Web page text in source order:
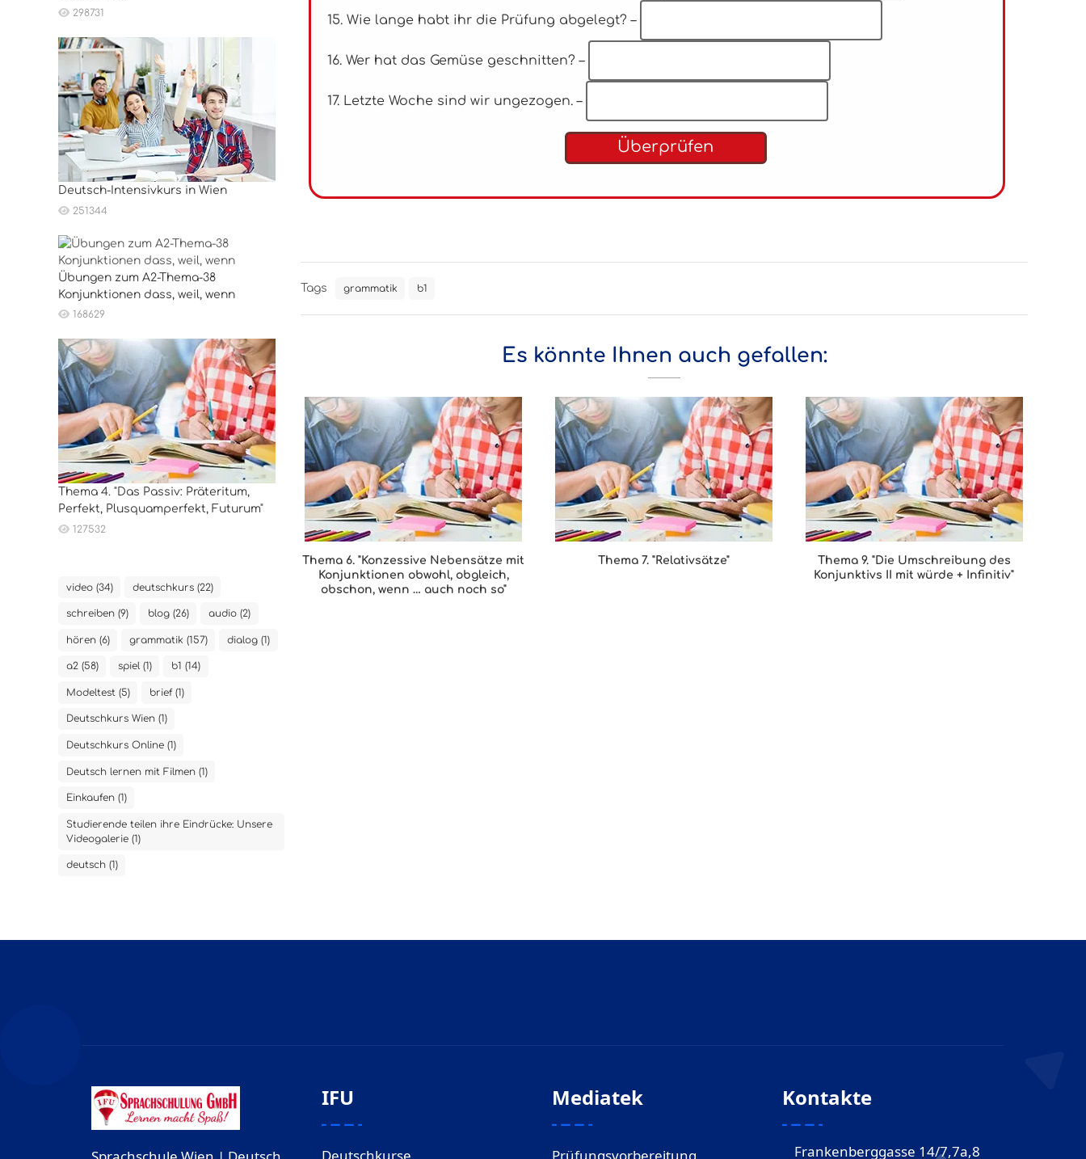
298731
Deutsch-Intensivkurs in Wien
251344
Übungen zum A2-Thema-38
Konjunktionen dass, weil, wenn
168629
Thema 4. "Das Passiv: Präteritum,
Perfekt, Plusquamperfekt, Futurum"
127532
video (34) deutschkurs (22)
schreiben (9) blog (26) audio (2)
hören (6) grammatik (157) dialog (1)
a2 (58) spiel (1) b1 (14)
Modeltest (5) brief (1)
Deutschkurs Wien (1)
Deutschkurs Online (1)
Deutsch lernen mit Filmen (1)
Einkaufen (1)
Studierende teilen ihre Eindrücke: Unsere
Videogalerie (1)
deutsch (1)
15. Wie lange habt ihr die Prüfung abgelegt? –
16. Wer hat das Gemüse geschnitten? –
17. Letzte Woche sind wir ungezogen. –
Überprüfen
Tags grammatik b1
Es könnte Ihnen auch gefallen:
Thema 6. "Konzessive Nebensätze mit
Konjunktionen obwohl, obgleich,
obschon, wenn … auch noch so"
Thema 7. "Relativsätze"
Thema 9. "Die Umschreibung des
Konjunktivs II mit würde + Infinitiv"
IFU Mediatek Kontakte
Frankenberggasse 14/7,7a,8